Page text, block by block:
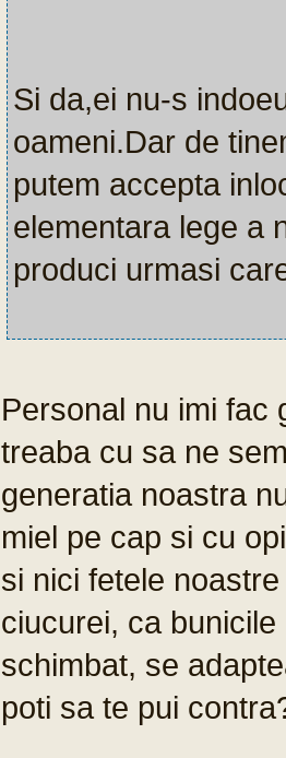
Si da,ei nu-s
oameni.Dar de
putem accepta
elementara lege a
produci urmasi
Personal nu imi fac
treaba cu sa ne
generatia noastra
miel pe cap si cu
si nici fetele
ciucurei, ca
schimbat, se
poti sa te pui